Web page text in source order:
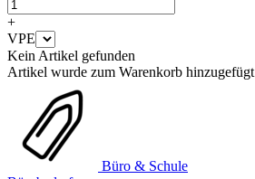
+
VPE
Kein Artikel gefunden
Artikel wurde zum Warenkorb hinzugefügt
Büro & Schule